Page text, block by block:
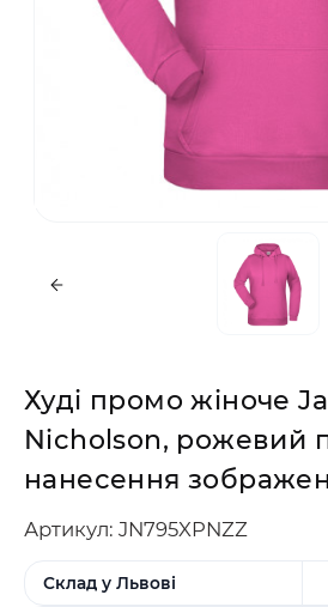
Худі промо жіноче
Nicholson, рожевий
нанесення
Артикул: JN795XPNZZ
Склад у Львові